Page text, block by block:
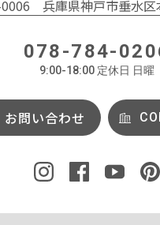
0006 兵庫県神戸市垂水
078-784-
9:00-18:00 定休日 日曜
お問い合わせ